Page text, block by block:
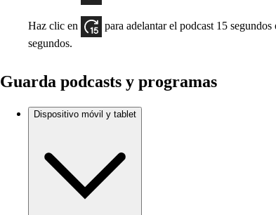
Haz clic en para adelantar el podcast 15 segundos
segundos.
Guarda podcasts y programas
Dispositivo móvil y tablet